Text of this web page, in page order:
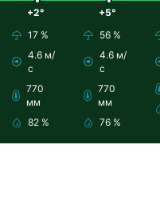
+2°
17 %
4.6 м/
с
770
мм
82 %
+5°
56 %
4.6 м/
с
770
мм
76 %